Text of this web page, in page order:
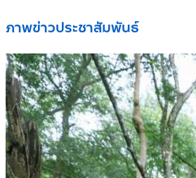
ภาพข่าวประชาสัมพันธ์